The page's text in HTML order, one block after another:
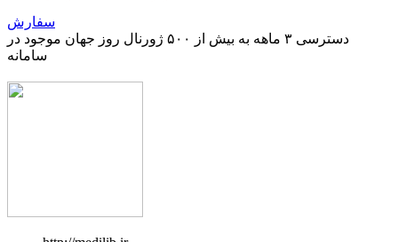
سفارش
دسترسی ۳ ماهه به بیش از ۵۰۰ ژورنال روز جهان موجود در
سامانه